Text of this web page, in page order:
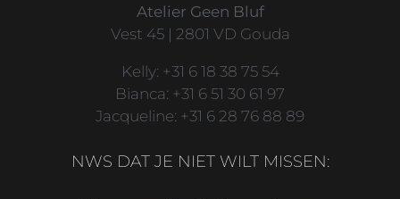
Atelier Geen Bluf
Vest 45 | 2801 VD Gouda
Kelly: +31 6 18 38 75 54
Bianca: +31 6 51 30 61 97
Jacqueline: +31 6 28 76 88 89
NWS DAT JE NIET WILT MISSEN: